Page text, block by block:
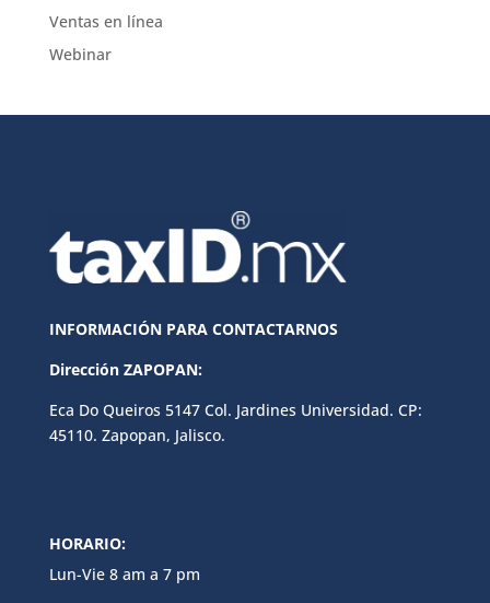
Ventas en línea
Webinar
INFORMACIÓN PARA CONTACTARNOS
Dirección ZAPOPAN:
Eca Do Queiros 5147 Col. Jardines Universidad. CP:
45110. Zapopan, Jalisco.
HORARIO:
Lun-Vie 8 am a 7 pm